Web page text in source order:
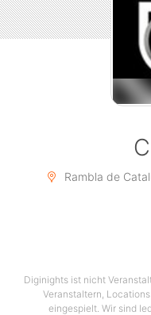
✓ Free champagne
>>> Get
http://
Guestlist - Get
Rambla de
Diginights ist nicht
Veranstaltern,
eingespielt. Wir sind